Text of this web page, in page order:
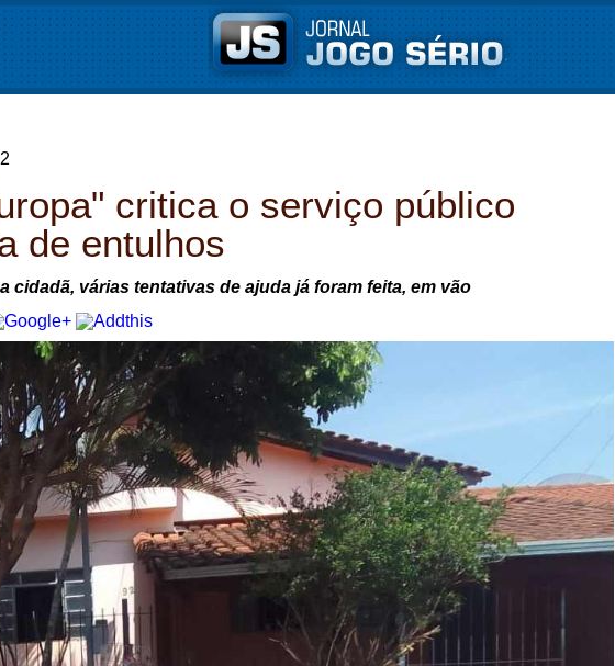
critica o serviço público
de entulhos
cidadã, várias tentativas de ajuda já foram feita, em vão